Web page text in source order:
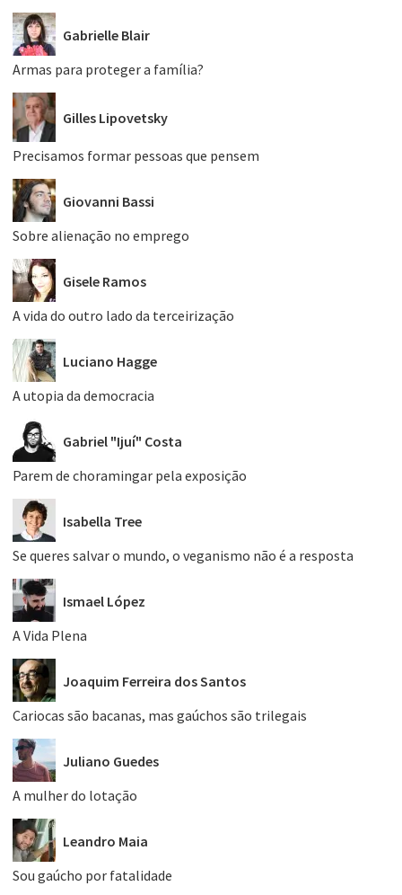
Gabrielle Blair
Armas para proteger a família?
Gilles Lipovetsky
Precisamos formar pessoas que pensem
Giovanni Bassi
Sobre alienação no emprego
Gisele Ramos
A vida do outro lado da terceirização
Luciano Hagge
A utopia da democracia
Gabriel "Ijuí" Costa
Parem de choramingar pela exposição
Isabella Tree
Se queres salvar o mundo, o veganismo não é a resposta
Ismael López
A Vida Plena
Joaquim Ferreira dos Santos
Cariocas são bacanas, mas gaúchos são trilegais
Juliano Guedes
A mulher do lotação
Leandro Maia
Sou gaúcho por fatalidade